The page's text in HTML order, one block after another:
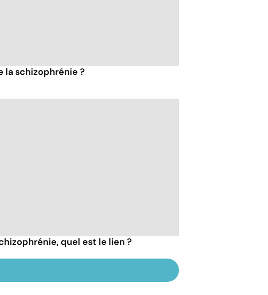
la schizophrénie ?
quel est le lien ?